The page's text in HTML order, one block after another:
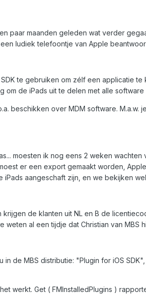
paar maanden geleden wat verder
ludiek telefoontje van Apple
te gebruiken om zélf een applicatie
om de iPads uit te delen met alle
beschikken over MDM software.
moesten ik nog eens 2 weken
er een export gemaakt worden,
iPads aangeschaft zijn, en we bekijken
de klanten uit NL en B de
weten al een tijdje dat Christian van MBS
in de MBS distributie: "Plugin for iOS
werkt. Get ( FMInstalledPlugins )